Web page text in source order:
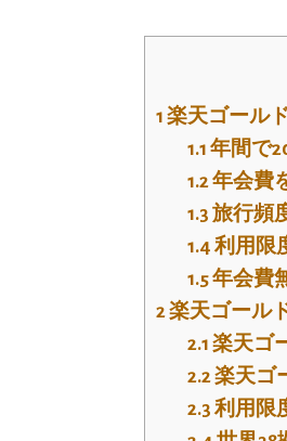
1 楽天ゴール
1.1 年間で
1.2年会費
1.3 旅行頻
1.4利用限
1.5年会費
2楽天ゴール
2.1 楽天ゴ
2.2楽天ゴ
2.3利用限